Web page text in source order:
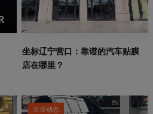
坐标辽宁营口：靠谱的汽车贴膜
店在哪里？
企业动态